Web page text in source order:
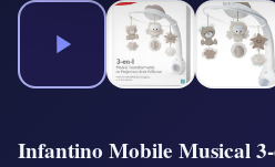
Infantino Mobile Musical